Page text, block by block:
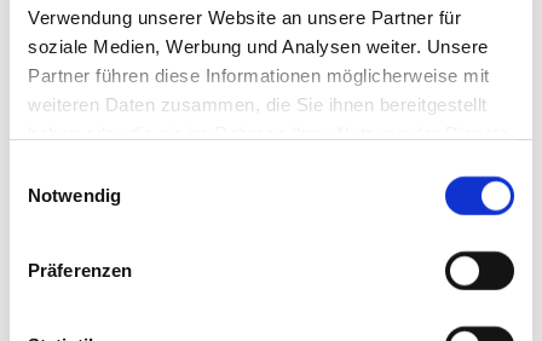
Verwendung unserer Website an unsere Partner für
soziale Medien, Werbung und Analysen weiter. Unsere
Partner führen diese Informationen möglicherweise mit
weiteren Daten zusammen, die Sie ihnen bereitgestellt
Notwendig
Präferenzen
September
Mittwoch, 02.09.2026
Mittwoch, 16.09.2026
Juli
Freitag, 10.07.2026